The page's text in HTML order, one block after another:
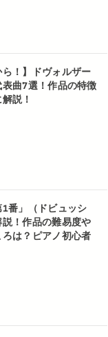
ら！】ドヴォルザー
曲7選！作品の特徴
説！
1番」（ドビュッシ
！作品の難易度や
は？ピアノ初心者